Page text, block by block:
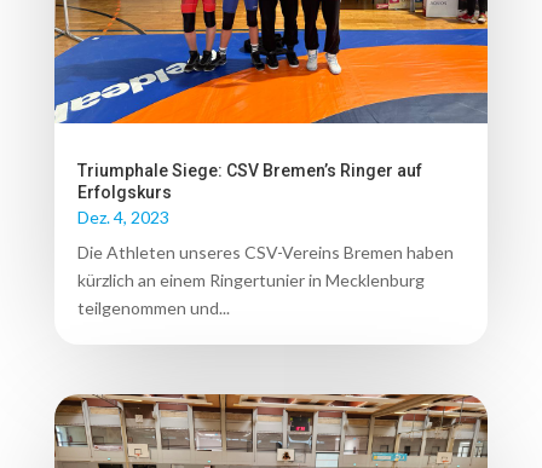
Triumphale Siege: CSV Bremen’s Ringer auf
Erfolgskurs
Dez. 4, 2023
Die Athleten unseres CSV-Vereins Bremen haben
kürzlich an einem Ringertunier in Mecklenburg
teilgenommen und...